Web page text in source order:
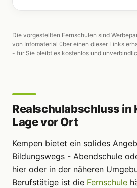
Die vorgestellten Fernschulen sind
von Infomaterial über einen dieser Links
- für Sie bleibt es kostenlos und
Realschulabschluss in
Lage vor Ort
Kempen bietet ein solides
Bildungswegs - Abendschule
hier oder in der näheren
Berufstätige ist die Fernschule